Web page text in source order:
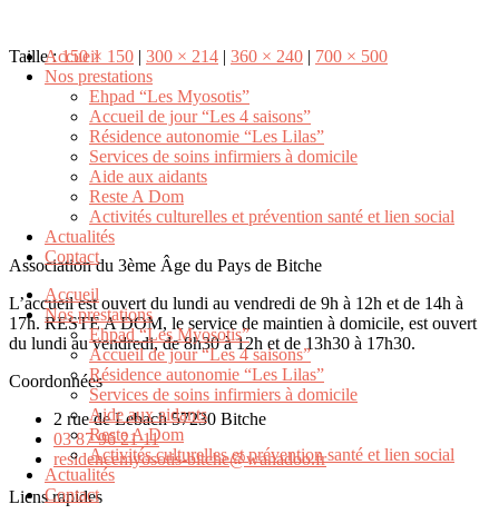
Accueil
Nos prestations
Ehpad “Les Myosotis”
Accueil de jour “Les 4 saisons”
Résidence autonomie “Les Lilas”
Services de soins infirmiers à domicile
Aide aux aidants
Reste A Dom
Activités culturelles et prévention santé et lien social
Actualités
Contact
Accueil
Nos prestations
Ehpad “Les Myosotis”
Accueil de jour “Les 4 saisons”
Résidence autonomie “Les Lilas”
Services de soins infirmiers à domicile
Aide aux aidants
Reste A Dom
Activités culturelles et prévention santé et lien social
Actualités
Contact
Taille :150 × 150 | 300 × 214 | 360 × 240 | 700 × 500
Association du 3ème Âge du Pays de Bitche
L’accueil est ouvert du lundi au vendredi de 9h à 12h et de 14h à
17h. RESTE A DOM, le service de maintien à domicile, est ouvert
du lundi au vendredi, de 8h30 à 12h et de 13h30 à 17h30.
Coordonnées
2 rue de Lebach 57230 Bitche
03 87 96 21 11
residencemyosotis-bitche@wanadoo.fr
Liens rapides